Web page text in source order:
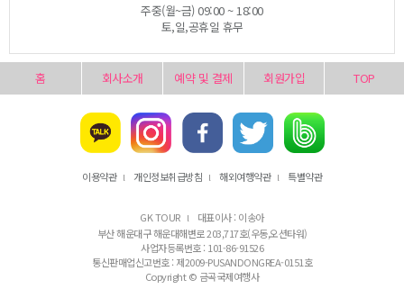
주중(월~금) 09:00 ~ 18:00
토,일,공휴일 휴무
홈 회사소개 예약 및 결제 회원가입 TOP
이용약관 l 개인정보취급방침 l 해외여행약관 l 특별약관
GK TOUR l
대표이사 : 이송아
부산 해운대구 해운대해변로 203,717호(우동,오션타워)
사업자등록번호 : 101-86-91526
통신판매업신고번호 : 제2009-PUSANDONGREA-0151호
Copyright © 금곡국제여행사